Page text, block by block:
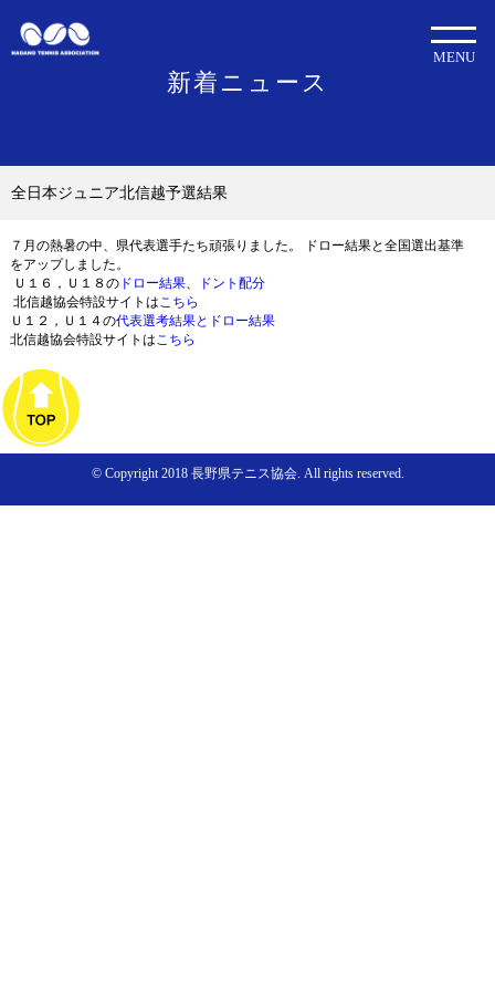
新着ニュース
MENU
全日本ジュニア北信越予選結果
７月の熱暑の中、県代表選手たち頑張りました。 ドロー結果と全国選出基準
をアップしました。
Ｕ１６，Ｕ１８のドロー結果、
ドント配分
北信越協会特設サイトはこちら
Ｕ１２，Ｕ１４の代表選考結果とドロー結果
北信越協会特設サイトはこちら
© Copyright 2018 長野県テニス協会. All rights reserved.